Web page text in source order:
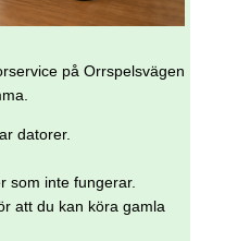
på Orrspelsvägen
datorer.
som inte fungerar.
att du kan köra gamla